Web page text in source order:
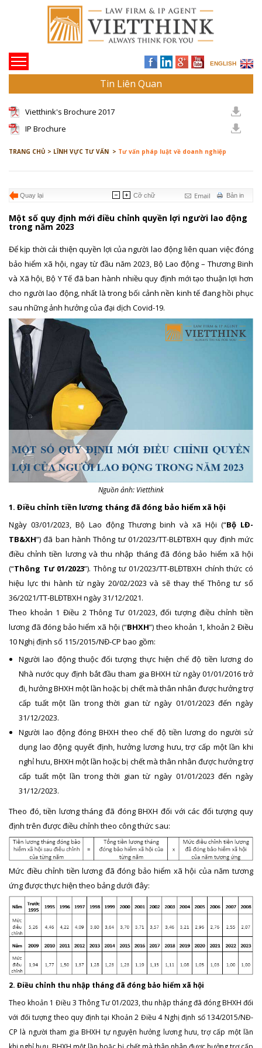
ENGLISH
Tin Liên Quan
Vietthink's Brochure 2017
IP Brochure
TRANG CHỦ > LĨNH VỰC TƯ VẤN > Tư vấn pháp luật về doanh nghiệp
Quay lại Bản in
Email
Cỡ chữ
Một số quy định mới điều chỉnh quyền lợi người lao động
trong năm 2023
Để kịp thời cải thiện quyền lợi của người lao động liên quan việc đóng
bảo hiểm xã hội, ngay từ đầu năm 2023, Bộ Lao động – Thương Binh
và Xã hội, Bộ Y Tế đã ban hành nhiều quy định mới tạo thuận lợi hơn
cho người lao động, nhất là trong bối cảnh nền kinh tế đang hồi phục
sau những ảnh hưởng của đại dịch Covid-19.
Nguồn ảnh: Vietthink
1. Điều chỉnh tiền lương tháng đã đóng bảo hiểm xã hội
Ngày 03/01/2023, Bộ Lao động Thương binh và xã Hội (“Bộ LĐ-
TB&XH”) đã ban hành Thông tư 01/2023/TT-BLĐTBXH quy định mức
điều chỉnh tiền lương và thu nhập tháng đã đóng bảo hiểm xã hội
(“Thông Tư 01/2023”). Thông tư 01/2023/TT-BLĐTBXH chính thức có
hiệu lực thi hành từ ngày 20/02/2023 và sẽ thay thế Thông tư số
36/2021/TT-BLĐTBXH ngày 31/12/2021.
Theo khoản 1 Điều 2 Thông Tư 01/2023, đối tượng điều chỉnh tiền
lương đã đóng bảo hiểm xã hội (“BHXH”) theo khoản 1, khoản 2 Điều
10 Nghị định số 115/2015/NĐ-CP bao gồm:
Người lao động thuộc đối tượng thực hiện chế độ tiền lương do
Nhà nước quy định bắt đầu tham gia BHXH từ ngày 01/01/2016 trở
đi, hưởng BHXH một lần hoặc bị chết mà thân nhân được hưởng trợ
cấp tuất một lần trong thời gian từ ngày 01/01/2023 đến ngày
31/12/2023.
Người lao động đóng BHXH theo chế độ tiền lương do người sử
dụng lao động quyết định, hưởng lương hưu, trợ cấp một lần khi
nghỉ hưu, BHXH một lần hoặc bị chết mà thân nhân được hưởng trợ
cấp tuất một lần trong thời gian từ ngày 01/01/2023 đến ngày
31/12/2023.
Theo đó, tiền lương tháng đã đóng BHXH đối với các đối tượng quy
định trên được điều chỉnh theo công thức sau:
Mức điều chỉnh tiền lương đã đóng bảo hiểm xã hội của năm tương
ứng được thực hiện theo bảng dưới đây:
2. Điều chỉnh thu nhập tháng đã đóng bảo hiểm xã hội
Theo khoản 1 Điều 3 Thông Tư 01/2023, thu nhập tháng đã đóng BHXH đối
với đối tượng theo quy định tại Khoản 2 Điều 4 Nghị định số 134/2015/NĐ-
CP là người tham gia BHXH tự nguyện hưởng lương hưu, trợ cấp một lần